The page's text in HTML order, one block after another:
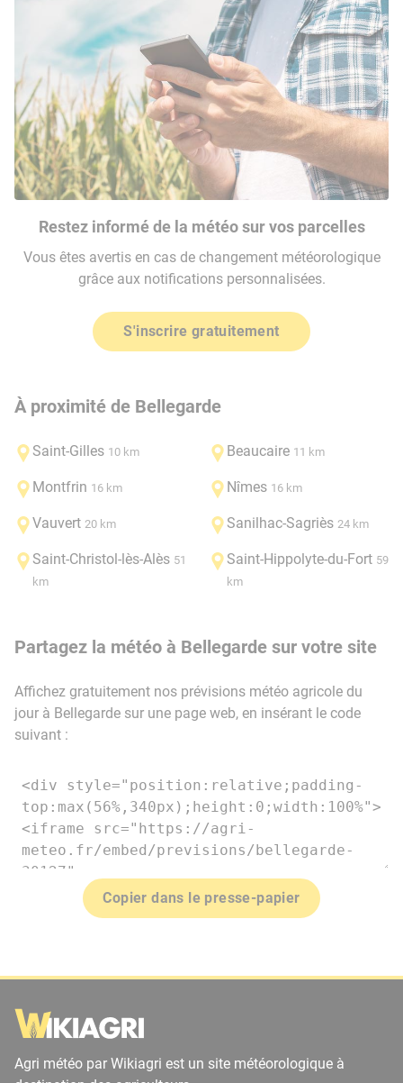
Restez informé de la météo sur vos parcelles
Vous êtes avertis en cas de changement météorologique
grâce aux notifications personnalisées.
S'inscrire gratuitement
À proximité de Bellegarde
Saint-Gilles 10 km Beaucaire 11 km
Montfrin 16 km Nîmes 16 km
Vauvert 20 km Sanilhac-Sagriès 24 km
Saint-Christol-lès-Alès 51
km
Saint-Hippolyte-du-Fort 59
km
Partagez la météo à Bellegarde sur votre site
Affichez gratuitement nos prévisions météo agricole du
jour à Bellegarde sur une page web, en insérant le code
suivant :
Copier dans le presse-papier
Agri météo par Wikiagri est un site météorologique à